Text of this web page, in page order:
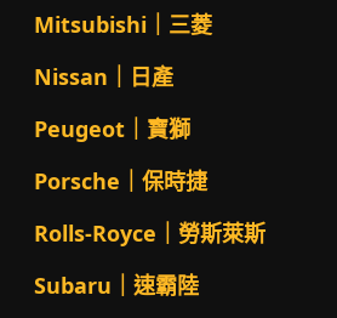
Mitsubishi｜三菱
Nissan｜日產
Peugeot｜寶獅
Porsche｜保時捷
Rolls-Royce｜勞斯萊斯
Subaru｜速霸陸